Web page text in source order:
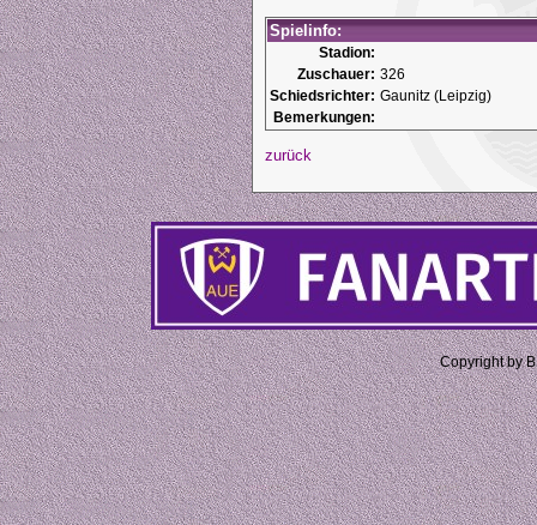
Spielinfo:
Stadion:
Zuschauer: 326
Schiedsrichter: Gaunitz (Leipzig)
Bemerkungen:
zurück
Copyright by